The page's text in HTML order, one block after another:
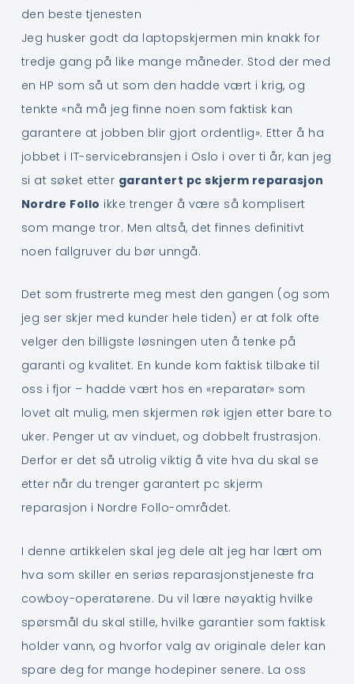
den beste tjenesten
Jeg husker godt da laptopskjermen min knakk for
tredje gang på like mange måneder. Stod der med
en HP som så ut som den hadde vært i krig, og
tenkte «nå må jeg finne noen som faktisk kan
garantere at jobben blir gjort ordentlig». Etter å ha
jobbet i IT-servicebransjen i Oslo i over ti år, kan jeg
si at søket etter garantert pc skjerm reparasjon
Nordre Follo ikke trenger å være så komplisert
som mange tror. Men altså, det finnes definitivt
noen fallgruver du bør unngå.
Det som frustrerte meg mest den gangen (og som
jeg ser skjer med kunder hele tiden) er at folk ofte
velger den billigste løsningen uten å tenke på
garanti og kvalitet. En kunde kom faktisk tilbake til
oss i fjor – hadde vært hos en «reparatør» som
lovet alt mulig, men skjermen røk igjen etter bare to
uker. Penger ut av vinduet, og dobbelt frustrasjon.
Derfor er det så utrolig viktig å vite hva du skal se
etter når du trenger garantert pc skjerm
reparasjon i Nordre Follo-området.
I denne artikkelen skal jeg dele alt jeg har lært om
hva som skiller en seriøs reparasjonstjeneste fra
cowboy-operatørene. Du vil lære nøyaktig hvilke
spørsmål du skal stille, hvilke garantier som faktisk
holder vann, og hvorfor valg av originale deler kan
spare deg for mange hodepiner senere. La oss